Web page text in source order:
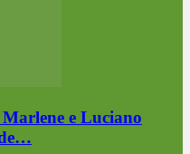
e Luciano